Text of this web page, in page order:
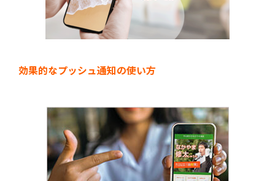
効果的なプッシュ通知の使い方